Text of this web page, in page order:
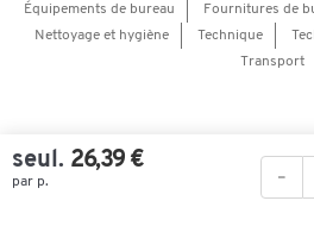
seul. 26,39 €
par p. -
Vue à
Équipements de bureau
Fournitures de
Nettoyage et hygiène
Technique
Transport